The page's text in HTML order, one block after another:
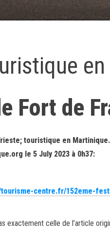
Fort de
touristique en Martinique.
le 5 July 2023 à 0h37:
tourisme-centre.fr/152eme-
exactement celle de l’article